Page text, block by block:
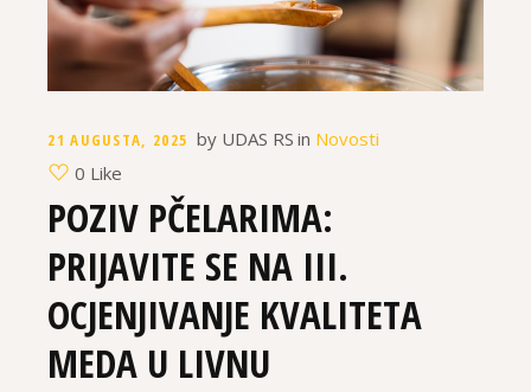
21 AUGUSTA, 2025 by UDAS RS in Novosti
0 Like
POZIV PČELARIMA:
PRIJAVITE SE NA III.
OCJENJIVANJE KVALITETА
MEDA U LIVNU